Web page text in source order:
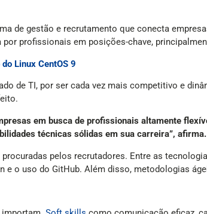
de gestão e recrutamento que conecta
profissionais em posições-chave,
Linux CentOS 9
de TI, por ser cada vez mais competitivo e
em busca de profissionais altamente
técnicas sólidas em sua carreira”, afirma.
pelos recrutadores. Entre as
o uso do GitHub. Além disso, metodologias